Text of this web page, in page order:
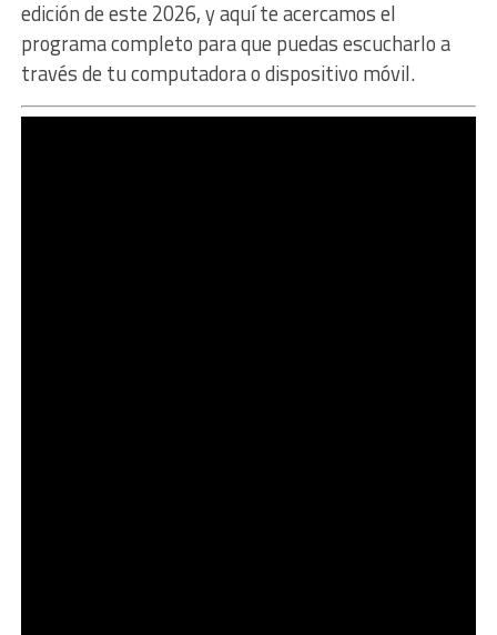
edición de este 2026, y aquí te acercamos el
programa completo para que puedas escucharlo a
través de tu computadora o dispositivo móvil.